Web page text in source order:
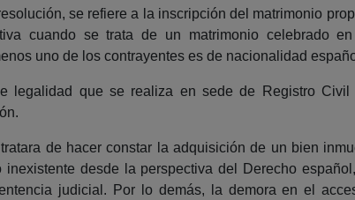
se refiere a la inscripción del matrimonio
cuando se trata de un matrimonio celebrado
uno de los contrayentes es de nacionalidad
legalidad que se realiza en sede de Registro Civil
de hacer constar la adquisición de un bien
desde la perspectiva del Derecho
judicial. Por lo demás, la demora en el